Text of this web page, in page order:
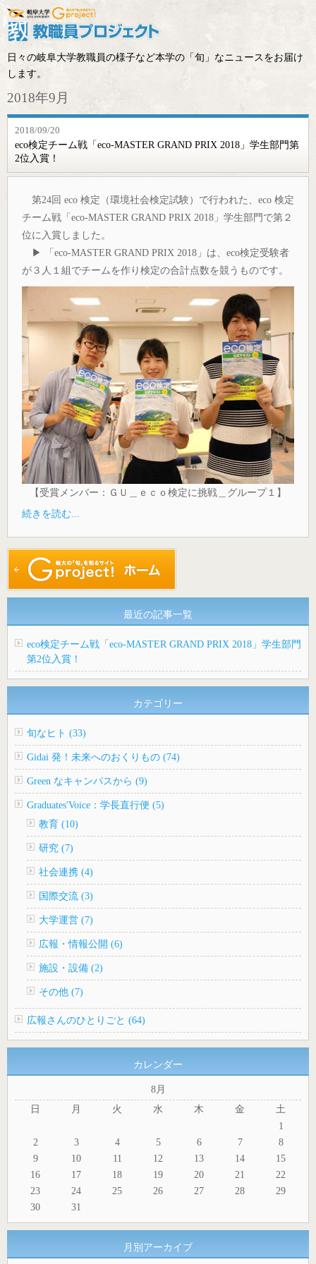
日々の岐阜大学教職員の様子など本学の「旬」なニュースをお届け
します。
2018年9月
2018/09/20
eco検定チーム戦「eco-MASTER GRAND PRIX 2018」学生部門第
2位入賞！
第24回 eco 検定（環境社会検定試験）で行われた、eco 検定
チーム戦「eco-MASTER GRAND PRIX 2018」学生部門で第２
位に入賞しました。
▶ 「eco-MASTER GRAND PRIX 2018」は、eco検定受験者
が３人１組でチームを作り検定の合計点数を競うものです。
【受賞メンバー：ＧＵ＿ｅｃｏ検定に挑戦＿グループ１】
続きを読む...
最近の記事一覧
eco検定チーム戦「eco-MASTER GRAND PRIX 2018」学生部門
第2位入賞！
カテゴリー
旬なヒト (33)
Gidai 発！未来へのおくりもの (74)
Green なキャンパスから (9)
Graduates'Voice：学長直行便 (5)
教育 (10)
研究 (7)
社会連携 (4)
国際交流 (3)
大学運営 (7)
広報・情報公開 (6)
施設・設備 (2)
その他 (7)
広報さんのひとりごと (64)
カレンダー
8月
日
月 火 水 木 金
土
1
2
3 4 5 6 7
8
9
10 11 12 13 14
15
16
17 18 19 20 21
22
23
24 25 26 27 28
29
30
31
月別アーカイブ